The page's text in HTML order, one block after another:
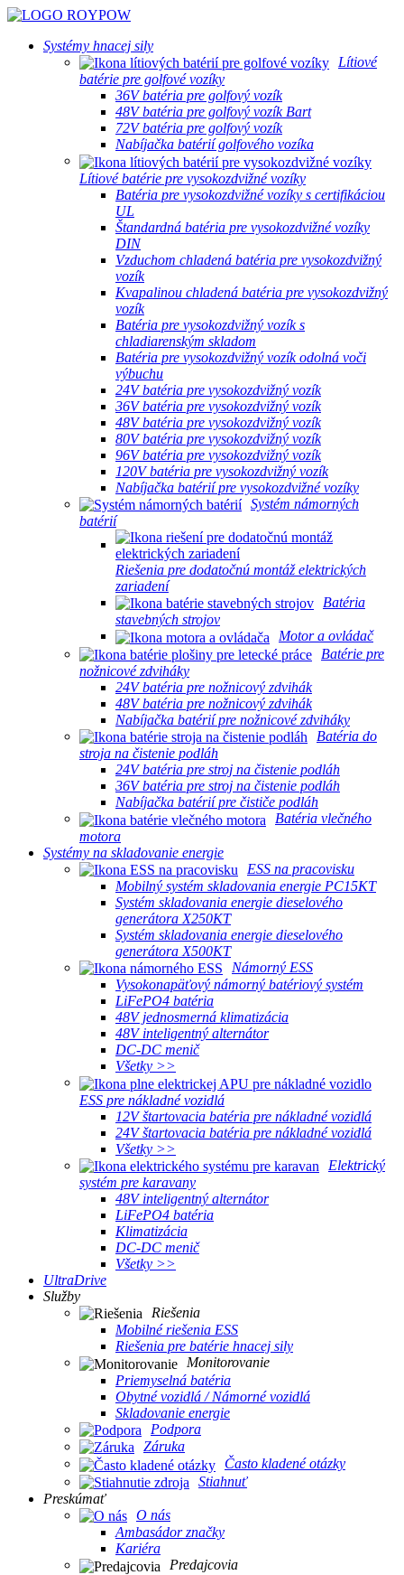
Systémy hnacej sily
Lítiové
batérie pre golfové vozíky
36V batéria pre golfový vozík
48V batéria pre golfový vozík Bart
72V batéria pre golfový vozík
Nabíjačka batérií golfového vozíka
Lítiové batérie pre vysokozdvižné vozíky
Batéria pre vysokozdvižné vozíky s certifikáciou
UL
Štandardná batéria pre vysokozdvižné vozíky
DIN
Vzduchom chladená batéria pre vysokozdvižný
vozík
Kvapalinou chladená batéria pre vysokozdvižný
vozík
Batéria pre vysokozdvižný vozík s
chladiarenským skladom
Batéria pre vysokozdvižný vozík odolná voči
výbuchu
24V batéria pre vysokozdvižný vozík
36V batéria pre vysokozdvižný vozík
48V batéria pre vysokozdvižný vozík
80V batéria pre vysokozdvižný vozík
96V batéria pre vysokozdvižný vozík
120V batéria pre vysokozdvižný vozík
Nabíjačka batérií pre vysokozdvižné vozíky
Systém námorných
batérií
Riešenia pre dodatočnú montáž elektrických
zariadení
Batéria
stavebných strojov
Motor a ovládač
Batérie pre
nožnicové zdviháky
24V batéria pre nožnicový zdvihák
48V batéria pre nožnicový zdvihák
Nabíjačka batérií pre nožnicové zdviháky
Batéria do
stroja na čistenie podláh
24V batéria pre stroj na čistenie podláh
36V batéria pre stroj na čistenie podláh
Nabíjačka batérií pre čističe podláh
Batéria vlečného
motora
Systémy na skladovanie energie
ESS na pracovisku
Mobilný systém skladovania energie PC15KT
Systém skladovania energie dieselového
generátora X250KT
Systém skladovania energie dieselového
generátora X500KT
Námorný ESS
Vysokonapäťový námorný batériový systém
LiFePO4 batéria
48V jednosmerná klimatizácia
48V inteligentný alternátor
DC-DC menič
Všetky >>
ESS pre nákladné vozidlá
12V štartovacia batéria pre nákladné vozidlá
24V štartovacia batéria pre nákladné vozidlá
Všetky >>
Elektrický
systém pre karavany
48V inteligentný alternátor
LiFePO4 batéria
Klimatizácia
DC-DC menič
Všetky >>
UltraDrive
Služby
Riešenia
Mobilné riešenia ESS
Riešenia pre batérie hnacej sily
Monitorovanie
Priemyselná batéria
Obytné vozidlá / Námorné vozidlá
Skladovanie energie
Podpora
Záruka
Často kladené otázky
Stiahnuť
Preskúmať
O nás
Ambasádor značky
Kariéra
Predajcovia